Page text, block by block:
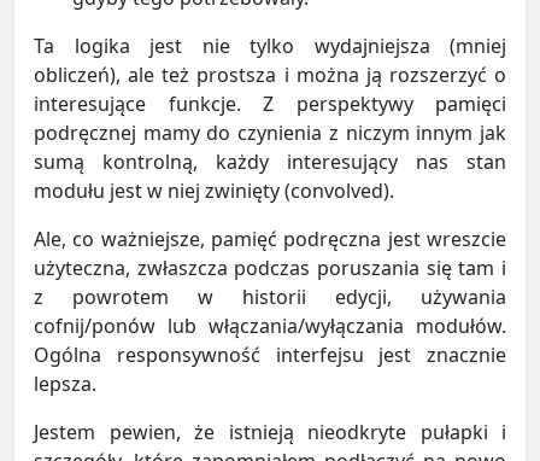
Ta logika jest nie tylko wydajniejsza (mniej
obliczeń), ale też prostsza i można ją rozszerzyć o
interesujące funkcje. Z perspektywy pamięci
podręcznej mamy do czynienia z niczym innym jak
sumą kontrolną, każdy interesujący nas stan
modułu jest w niej zwinięty (convolved).
Ale, co ważniejsze, pamięć podręczna jest wreszcie
użyteczna, zwłaszcza podczas poruszania się tam i
z powrotem w historii edycji, używania
cofnij/ponów lub włączania/wyłączania modułów.
Ogólna responsywność interfejsu jest znacznie
lepsza.
Jestem pewien, że istnieją nieodkryte pułapki i